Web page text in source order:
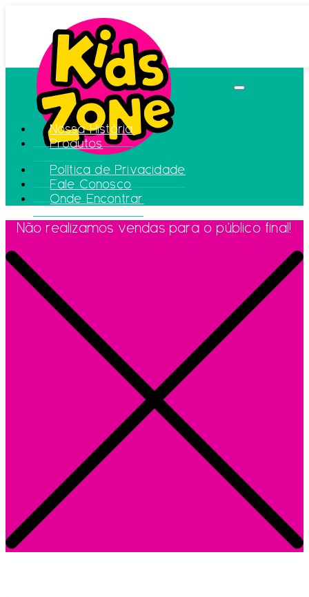
Nossa História
Produtos
Política de Privacidade
Fale Conosco
Onde Encontrar
Não realizamos vendas para o público final!